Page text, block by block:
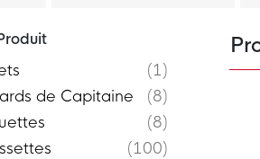
1
de Capitaine
8
8
100